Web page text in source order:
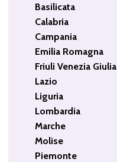
Basilicata
Calabria
Campania
Emilia Romagna
Friuli Venezia Giulia
Lazio
Liguria
Lombardia
Marche
Molise
Piemonte